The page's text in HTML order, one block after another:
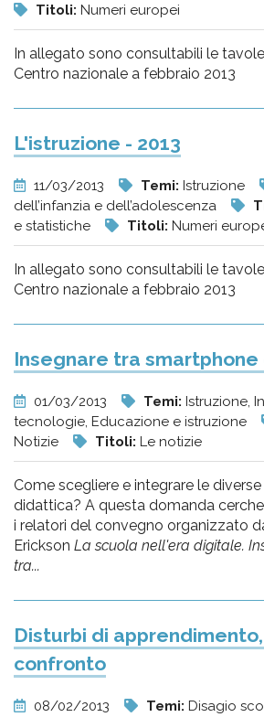
Titoli: Numeri europei
In allegato sono consultabili le
Centro nazionale a febbraio 2013
L'istruzione - 2013
11/03/2013 Temi: Istruzione
dell’infanzia e dell’adolescenza
e statistiche
Titoli: Numeri
In allegato sono consultabili le
Centro nazionale a febbraio 2013
Insegnare tra
01/03/2013 Temi: Istruzione,
tecnologie, Educazione e istruzione
Notizie
Titoli: Le notizie
Come scegliere e integrare le
didattica? A questa domanda
i relatori del convegno organizzato
Erickson La scuola nell'era digitale.
tra...
Disturbi di
confronto
08/02/2013 Temi: Disagio